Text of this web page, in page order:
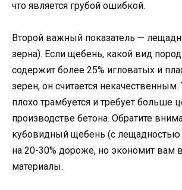
что является грубой ошибкой.
Второй важный показатель —
зерна). Если щебень, какой вид
содержит более 25% игловатых и
зерен, он считается
плохо трамбуется и требует больше
производстве бетона. Обратите
кубовидный щебень (с лещадностью
на 20-30% дороже, но экономит вам
материалы.